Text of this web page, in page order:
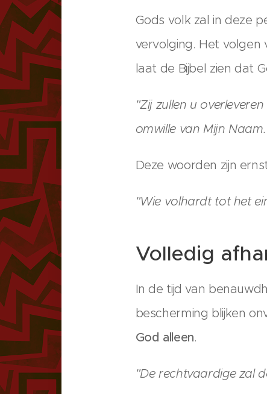
Gods volk zal in deze
vervolging. Het volgen
laat de Bijbel zien dat
"Zij zullen u
omwille van Mijn
Deze woorden zijn
"Wie volhardt tot het
Volledig
In de tijd van
bescherming blijken
God alleen.
"De rechtvaardige zal